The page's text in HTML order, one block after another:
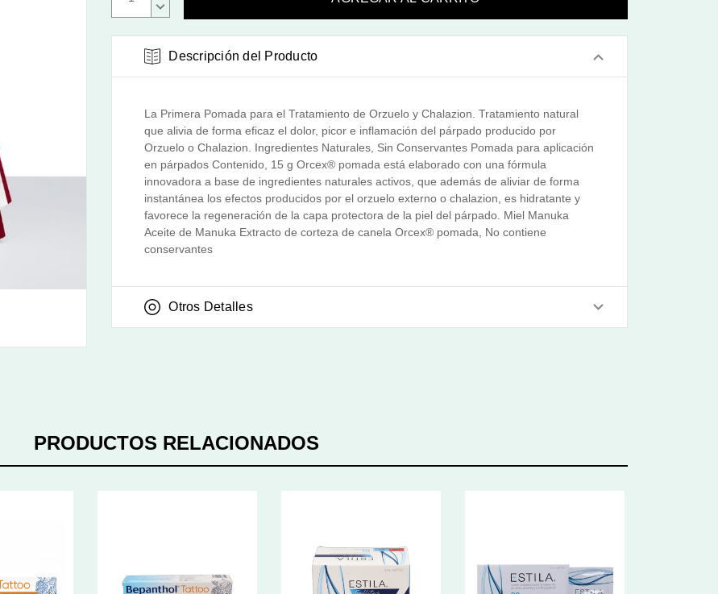
DISMINUIR
CANTIDAD:
Descripción del Producto
La Primera Pomada para el Tratamiento de Orzuelo y Chalazion. Tratamiento natural
que alivia de forma eficaz el dolor, picor e inflamación del párpado producido por
Orzuelo o Chalazion. Ingredientes Naturales, Sin Conservantes Pomada para aplicación
en párpados Contenido, 15 g Orcex® pomada está elaborado con una fórmula
innovadora a base de ingredientes naturales activos, que además de aliviar de forma
instantánea los efectos producidos por el orzuelo externo o chalazion, es hidratante y
favorece la regeneración de la capa protectora de la piel del párpado. Miel Manuka
Aceite de Manuka Extracto de corteza de canela Orcex® pomada, No contiene
conservantes
Otros Detalles
PRODUCTOS RELACIONADOS